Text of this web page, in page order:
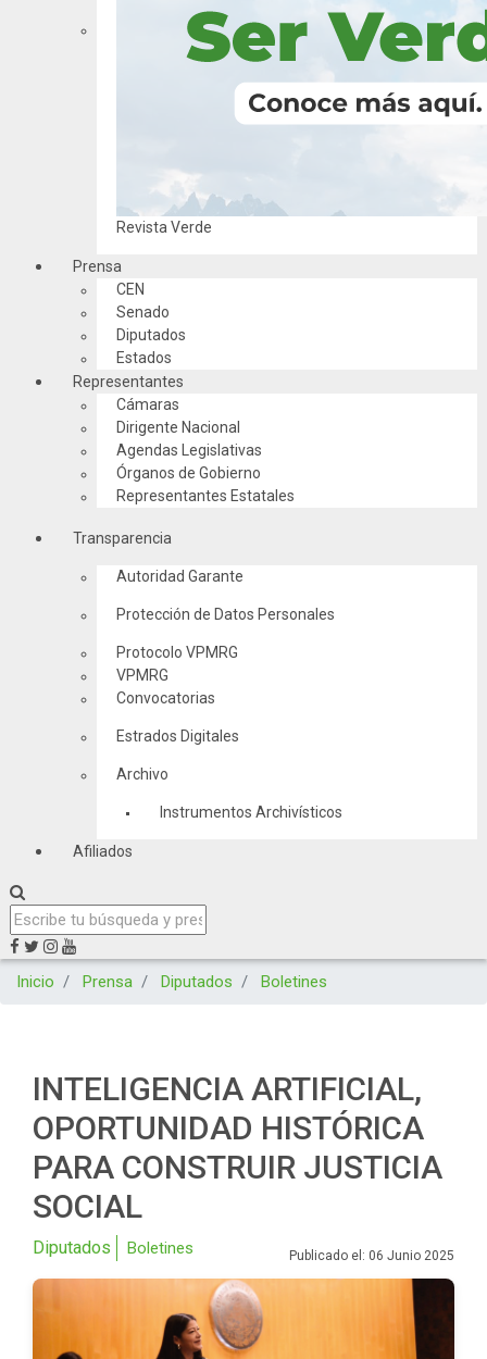
Revista Verde
Prensa
CEN
Senado
Diputados
Estados
Representantes
Cámaras
Dirigente Nacional
Agendas Legislativas
Órganos de Gobierno
Representantes Estatales
Transparencia
Autoridad Garante
Protección de Datos Personales
Protocolo VPMRG
VPMRG
Convocatorias
Estrados Digitales
Archivo
Instrumentos Archivísticos
Afiliados
Inicio Prensa Diputados Boletines
INTELIGENCIA ARTIFICIAL,
OPORTUNIDAD HISTÓRICA
PARA CONSTRUIR JUSTICIA
SOCIAL
Diputados Boletines Publicado el: 06 Junio 2025